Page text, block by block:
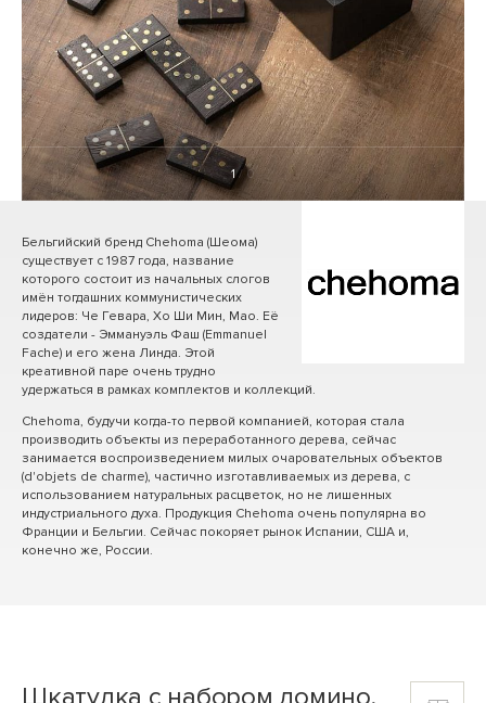
1/ 0
Бельгийский бренд Chehoma (Шеома)
существует с 1987 года, название
которого состоит из начальных слогов
имён тогдашних коммунистических
лидеров: Че Гевара, Хо Ши Мин, Мао. Её
создатели - Эммануэль Фаш (Emmanuel
Fache) и его жена Линда. Этой
креативной паре очень трудно
удержаться в рамках комплектов и коллекций.
Chehoma, будучи когда-то первой компанией, которая стала
производить объекты из переработанного дерева, сейчас
занимается воспроизведением милых очаровательных объектов
(d'objets de charme), частично изготавливаемых из дерева, с
использованием натуральных расцветок, но не лишенных
индустриального духа. Продукция Chehoma очень популярна во
Франции и Бельгии. Сейчас покоряет рынок Испании, США и,
конечно же, России.